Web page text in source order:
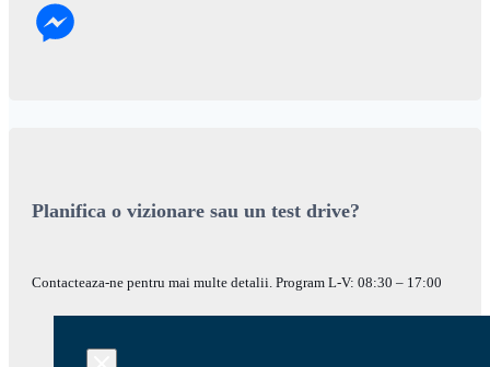
Planifica o vizionare sau un test drive?
Contacteaza-ne pentru mai multe detalii. Program L-V: 08:30 – 17:00